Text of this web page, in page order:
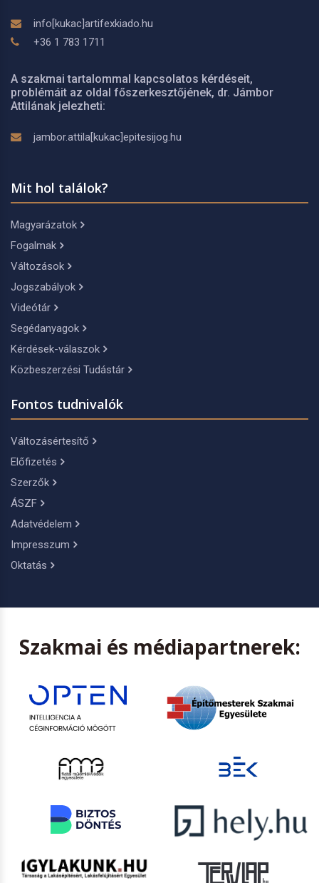
info[kukac]artifexkiado.hu
+36 1 783 1711
A szakmai tartalommal kapcsolatos kérdéseit,
problémáit az oldal főszerkesztőjének, dr. Jámbor
Attilának jelezheti:
jambor.attila[kukac]epitesijog.hu
Mit hol találok?
Magyarázatok
Fogalmak
Változások
Jogszabályok
Videótár
Segédanyagok
Kérdések-válaszok
Közbeszerzési Tudástár
Fontos tudnivalók
Változásértesítő
Előfizetés
Szerzők
ÁSZF
Adatvédelem
Impresszum
Oktatás
Szakmai és médiapartnerek: